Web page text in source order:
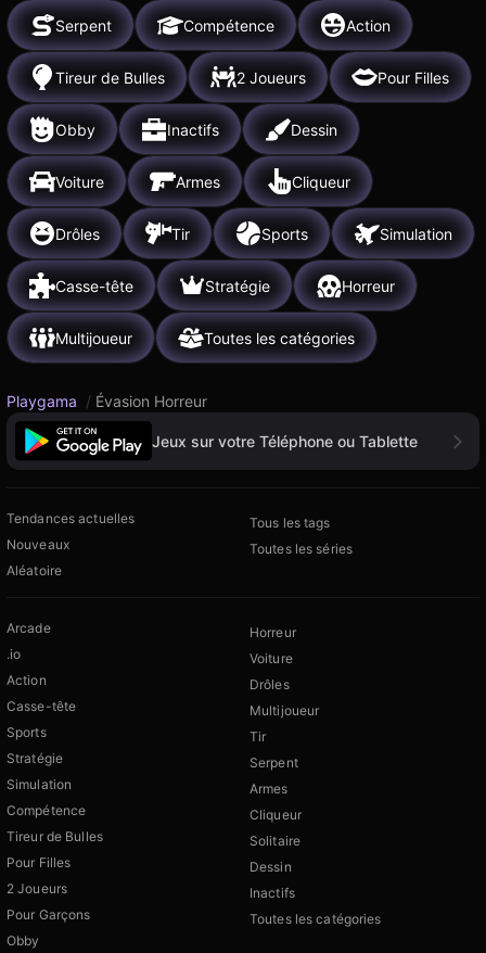
Serpent Compétence Action
Tireur de Bulles 2 Joueurs Pour Filles
Obby Inactifs Dessin
Voiture Armes Cliqueur
Drôles Tir Sports Simulation
Casse-tête Stratégie Horreur
Multijoueur Toutes les catégories
Playgama / Évasion Horreur
Jeux sur votre Téléphone ou Tablette
Tendances actuelles
Nouveaux
Aléatoire
Tous les tags
Toutes les séries
Arcade
.io
Action
Casse-tête
Sports
Stratégie
Simulation
Compétence
Tireur de Bulles
Pour Filles
2 Joueurs
Pour Garçons
Obby
Horreur
Voiture
Drôles
Multijoueur
Tir
Serpent
Armes
Cliqueur
Solitaire
Dessin
Inactifs
Toutes les catégories